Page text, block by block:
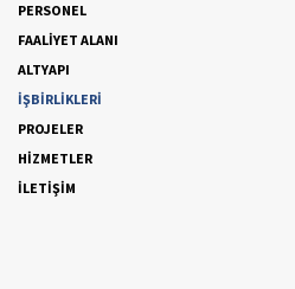
PERSONEL
FAALİYET ALANI
ALTYAPI
İŞBİRLİKLERİ
PROJELER
HİZMETLER
İLETİŞİM